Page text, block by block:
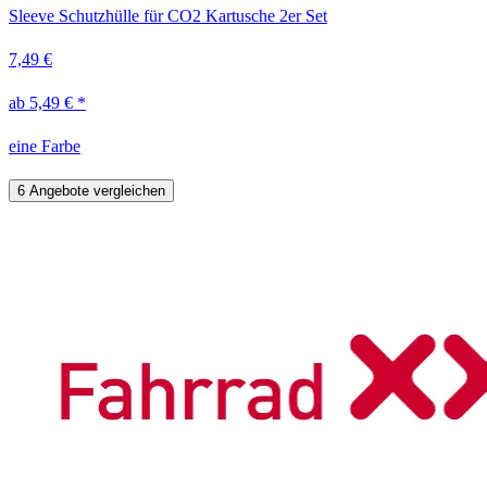
Sleeve Schutzhülle für CO2 Kartusche 2er Set
7,49 €
ab 5,49 € *
eine Farbe
6 Angebote vergleichen